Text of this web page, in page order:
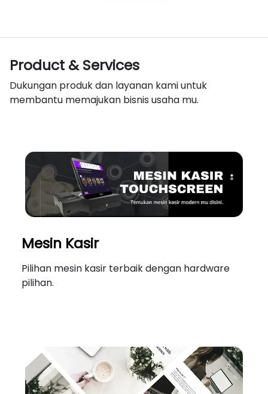
Product & Services
Dukungan produk dan layanan kami untuk
membantu memajukan bisnis usaha mu.
Mesin Kasir
Pilihan mesin kasir terbaik dengan hardware
pilihan.